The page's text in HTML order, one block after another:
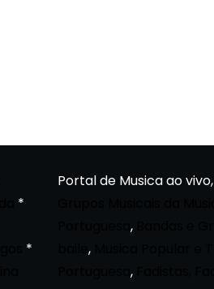
*
*
Portal de Musica ao vivo,
,
,
,